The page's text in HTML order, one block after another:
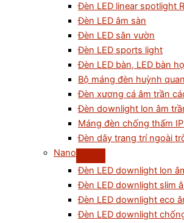
Đèn LED linear spotlight
Đèn LED âm sàn
Đèn LED sân vườn
Đèn LED sports light
Đèn LED bàn, LED bàn
Bộ máng đèn huỳnh
Đèn xương cá âm trần
Đèn downlight lon âm
Máng đèn chống thấm
Đèn dây trang trí ngoài
Nano
Đèn LED downlight lon
Đèn LED downlight slim
Đèn LED downlight eco
Đèn LED downlight